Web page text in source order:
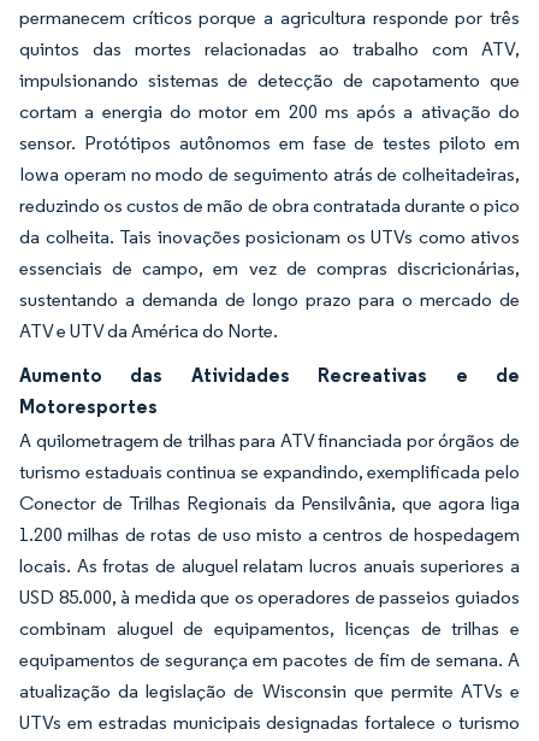
permanecem críticos porque a agricultura responde por três
quintos das mortes relacionadas ao trabalho com ATV,
impulsionando sistemas de detecção de capotamento que
cortam a energia do motor em 200 ms após a ativação do
sensor. Protótipos autônomos em fase de testes piloto em
Iowa operam no modo de seguimento atrás de colheitadeiras,
reduzindo os custos de mão de obra contratada durante o pico
da colheita. Tais inovações posicionam os UTVs como ativos
essenciais de campo, em vez de compras discricionárias,
sustentando a demanda de longo prazo para o mercado de
ATV e UTV da América do Norte.
Aumento das Atividades Recreativas e de
Motoresportes
A quilometragem de trilhas para ATV financiada por órgãos de
turismo estaduais continua se expandindo, exemplificada pelo
Conector de Trilhas Regionais da Pensilvânia, que agora liga
1.200 milhas de rotas de uso misto a centros de hospedagem
locais. As frotas de aluguel relatam lucros anuais superiores a
USD 85.000, à medida que os operadores de passeios guiados
combinam aluguel de equipamentos, licenças de trilhas e
equipamentos de segurança em pacotes de fim de semana. A
atualização da legislação de Wisconsin que permite ATVs e
UTVs em estradas municipais designadas fortalece o turismo